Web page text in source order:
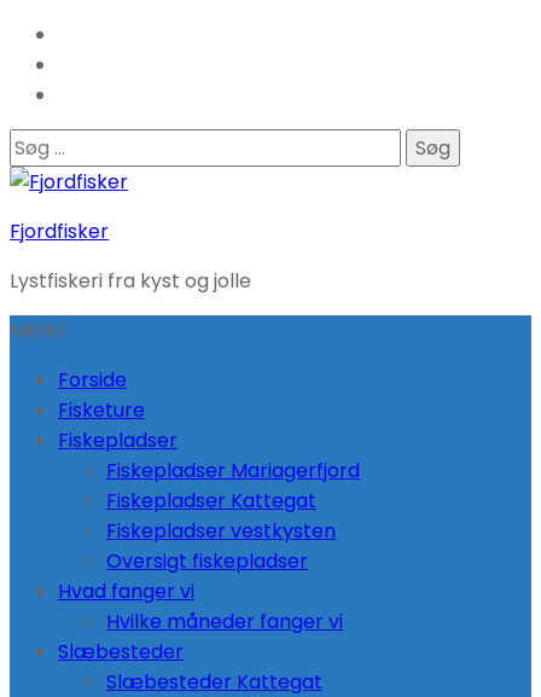
Søg
efter:
Fjordfisker
Lystfiskeri fra kyst og jolle
MENU
Forside
Fisketure
Fiskepladser
Fiskepladser Mariagerfjord
Fiskepladser Kattegat
Fiskepladser vestkysten
Oversigt fiskepladser
Hvad fanger vi
Hvilke måneder fanger vi
Slæbesteder
Slæbesteder Kattegat